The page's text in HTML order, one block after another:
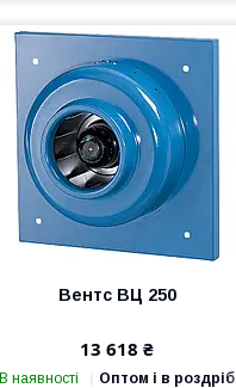
Вентс ВЦ 250
13 618 ₴
В наявності Оптом і в роздріб